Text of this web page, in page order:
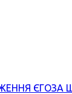
ЄГОЗА